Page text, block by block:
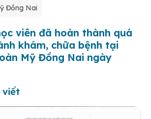
Hạnh Phúc
Thuận Mỹ
Đồng Nai
viên đã hoàn thành quá
khám, chữa bệnh tại
Mỹ Đồng Nai ngày
viết